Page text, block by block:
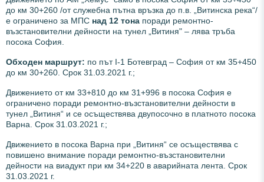
до км 30+260 /от служебна пътна връзка до п.в. „Витинска река“/
е ограничено за МПС над 12 тона поради ремонтно-
възстановителни дейности на тунел „Витиня" – лява тръба
посока София.
Обходен маршрут: по път I-1 Ботевград – София от км 35+450
до км 30+260. Срок 31.03.2021 г.;
Движението от км 33+810 до км 31+996 в посока София е
ограничено поради ремонтно-възстановителни дейности в
тунел „Витиня“ и се осъществява двупосочно в платното посока
Варна. Срок 31.03.2021 г.;
Движението в посока Варна при „Витиня“ се осъществява с
повишено внимание поради ремонтно-възстановителни
дейности на виадукт при км 34+220 в аварийната лента. Срок
31.03.2021 г.